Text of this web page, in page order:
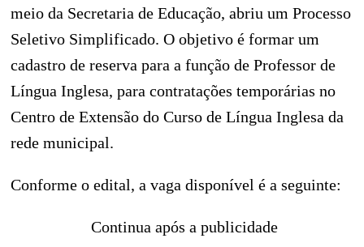
meio da Secretaria de Educação, abriu um Processo
Seletivo Simplificado. O objetivo é formar um
cadastro de reserva para a função de Professor de
Língua Inglesa, para contratações temporárias no
Centro de Extensão do Curso de Língua Inglesa da
rede municipal.
Conforme o edital, a vaga disponível é a seguinte:
Continua após a publicidade